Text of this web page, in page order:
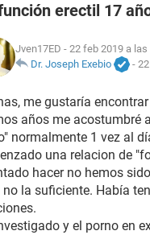
erectil 17
Jven17ED - 22 feb 2019 a las
Dr. Joseph Exebio
-
me gustaría
años me acostumbré
normalmente 1 vez al
una relacion de
hacer no hemos
no la suficiente. Había
y el porno en